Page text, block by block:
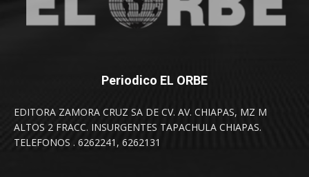
Periodico EL ORBE
EDITORA ZAMORA CRUZ SA DE CV. AV. CHIAPAS, MZ M
ALTOS 2 FRACC. INSURGENTES TAPACHULA CHIAPAS.
TELEFONOS . 6262241, 6262131